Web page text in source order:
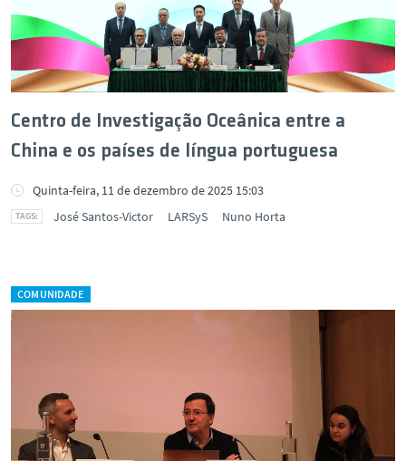
Centro de Investigação Oceânica entre a
China e os países de língua portuguesa
Quinta-feira, 11 de dezembro de 2025 15:03
José Santos-Victor
LARSyS Nuno Horta
COMUNIDADE